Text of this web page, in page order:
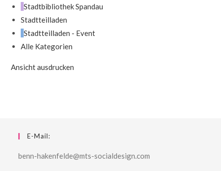
Stadtbibliothek Spandau
Stadtteilladen
Stadtteilladen - Event
Alle Kategorien
Ansichtausdrucken
E-Mail:
benn-hakenfelde@mts-socialdesign.com